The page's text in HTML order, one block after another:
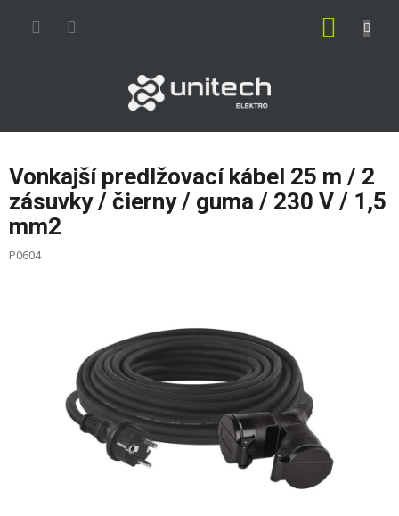
Vonkajší predlžovací kábel 25 m / 2
zásuvky / čierny / guma / 230 V / 1,5
mm2
P0604